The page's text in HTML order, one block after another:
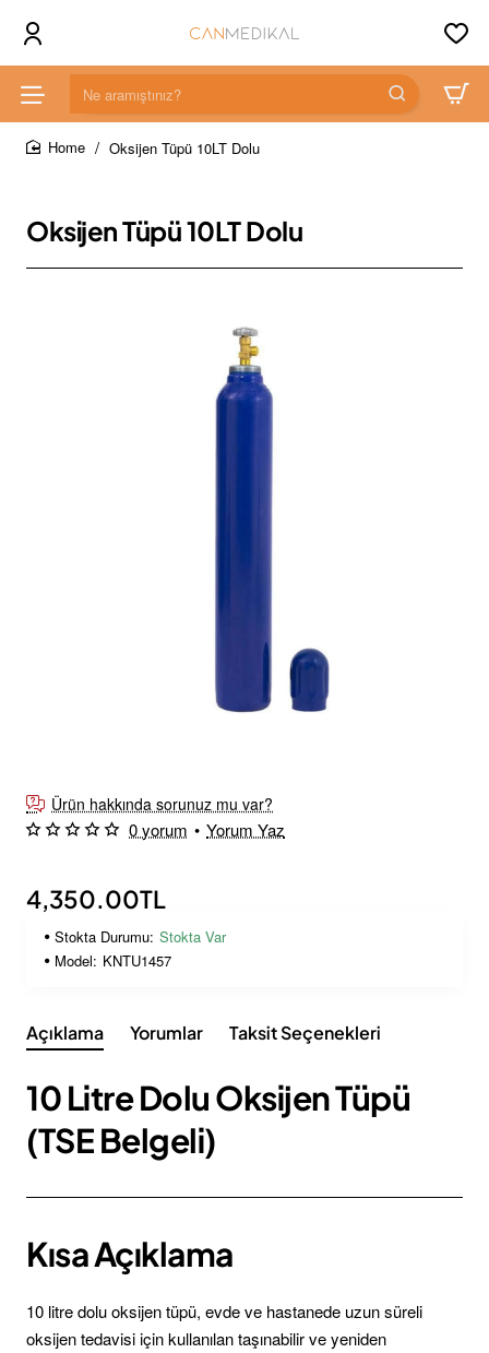
Ne
aramıştınız?
Oksijen Tüpü 10LT Dolu
Oksijen Tüpü 10LT Dolu
Ürün hakkında sorunuz mu var?
0 yorum • Yorum Yaz
4,350.00TL
Stokta Durumu: Stokta Var
Model: KNTU1457
Açıklama Yorumlar Taksit Seçenekleri
10 Litre Dolu Oksijen Tüpü
(TSE Belgeli)
Kısa Açıklama
10 litre dolu oksijen tüpü, evde ve hastanede uzun süreli
oksijen tedavisi için kullanılan taşınabilir ve yeniden